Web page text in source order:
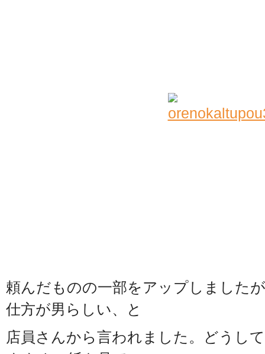
頼んだものの一部をアップしました
仕方が男らしい、と
店員さんから言われました。どうし